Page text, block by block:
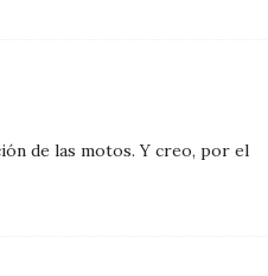
de las motos. Y creo, por el